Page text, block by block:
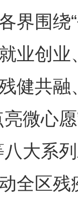
界围
业创
健共
微心
八大系
全区
魏明亮